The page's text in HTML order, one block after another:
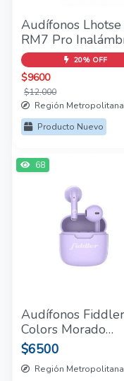
Audífonos Lhotse
RM7 Pro
Blanco
20% OFF
$9600
$12.000
Región Metropolitana
Producto Nuevo
68
Audífonos Fiddler
Colors Morado
Fiddler
$6500
Región Metropolitana